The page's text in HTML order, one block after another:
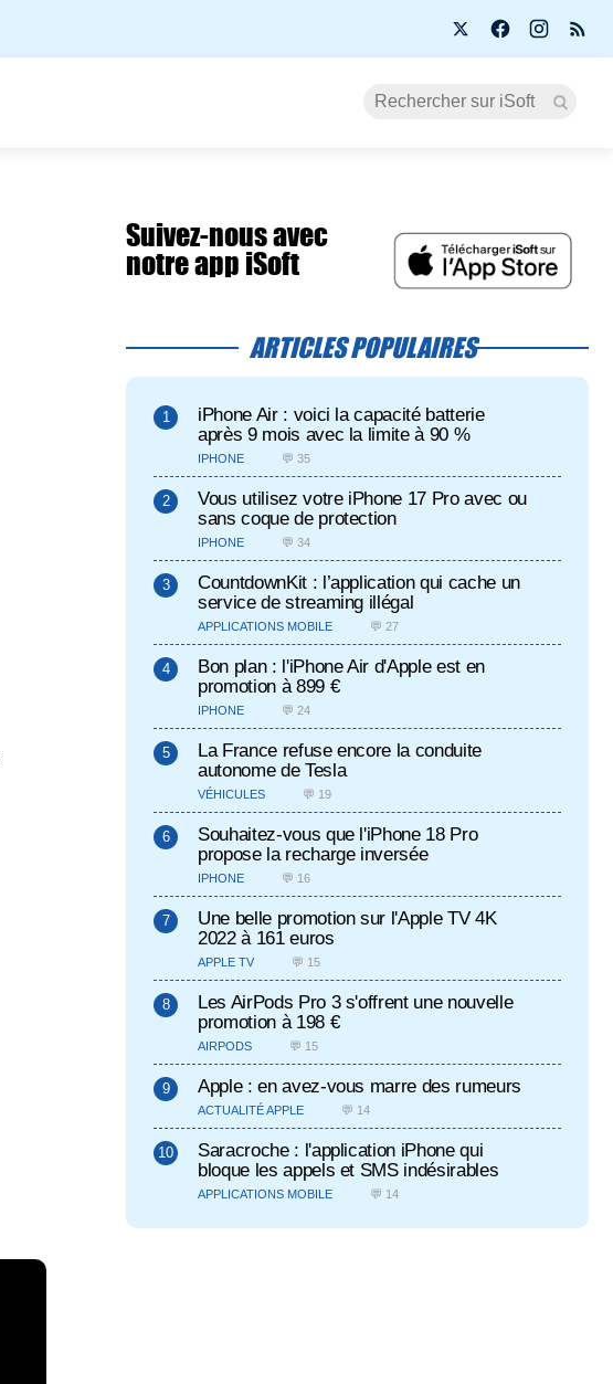
Suivez-nous avec
notre app iSoft
ARTICLES POPULAIRES
iPhone Air : voici la capacité batterie
après 9 mois avec la limite à 90 %
IPHONE 💬 35
Vous utilisez votre iPhone 17 Pro avec ou
sans coque de protection
IPHONE 💬 34
CountdownKit : l’application qui cache un
service de streaming illégal
APPLICATIONS MOBILE 💬 27
Bon plan : l'iPhone Air d'Apple est en
promotion à 899 €
IPHONE 💬 24
La France refuse encore la conduite
autonome de Tesla
VÉHICULES 💬 19
Souhaitez-vous que l'iPhone 18 Pro
propose la recharge inversée
IPHONE 💬 16
Une belle promotion sur l'Apple TV 4K
2022 à 161 euros
APPLE TV 💬 15
Les AirPods Pro 3 s'offrent une nouvelle
promotion à 198 €
AIRPODS 💬 15
Apple : en avez-vous marre des rumeurs
ACTUALITÉ APPLE 💬 14
Saracroche : l'application iPhone qui
bloque les appels et SMS indésirables
APPLICATIONS MOBILE 💬 14